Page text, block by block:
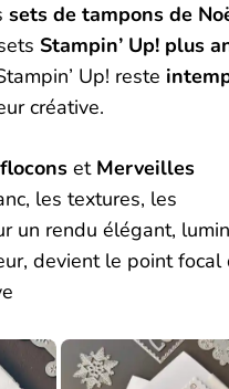
sets de tampons de
Stampin’ Up! plus
Up! reste
créative.
et Merveilles
les textures, les
un rendu élégant,
devient le point focal